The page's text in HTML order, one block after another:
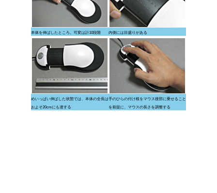
本体を伸ばしたところ。可変は計10段階 内側には目盛りがある
めいっぱい伸ばした状態では、本体の全長は
およそ20cmにも達する
手のひらの付け根をマウス後部に乗せること
を前提に、マウスの長さを調整する